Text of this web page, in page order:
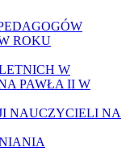
ROKU
W
PAWŁA II W
NAUCZYCIELI NA